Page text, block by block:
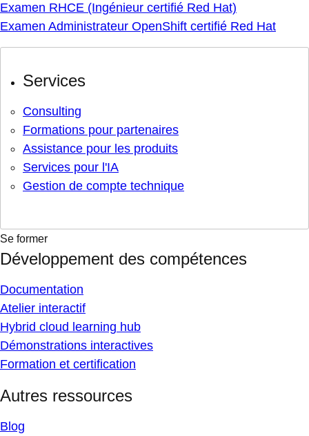
Examen RHCE (Ingénieur certifié Red Hat)
Examen Administrateur OpenShift certifié Red Hat
Services
Consulting
Formations pour partenaires
Assistance pour les produits
Services pour l'IA
Gestion de compte technique
Se former
Développement des compétences
Documentation
Atelier interactif
Hybrid cloud learning hub
Démonstrations interactives
Formation et certification
Autres ressources
Blog